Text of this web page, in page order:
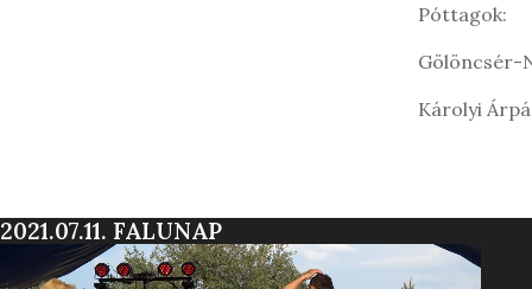
Póttagok:
Károlyi
2021.07.11. FALUNAP